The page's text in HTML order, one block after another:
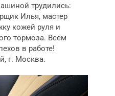
трудились:
Илья, мастер
кожей руля и
тормоза. Всем
в работе!
г. Москва.